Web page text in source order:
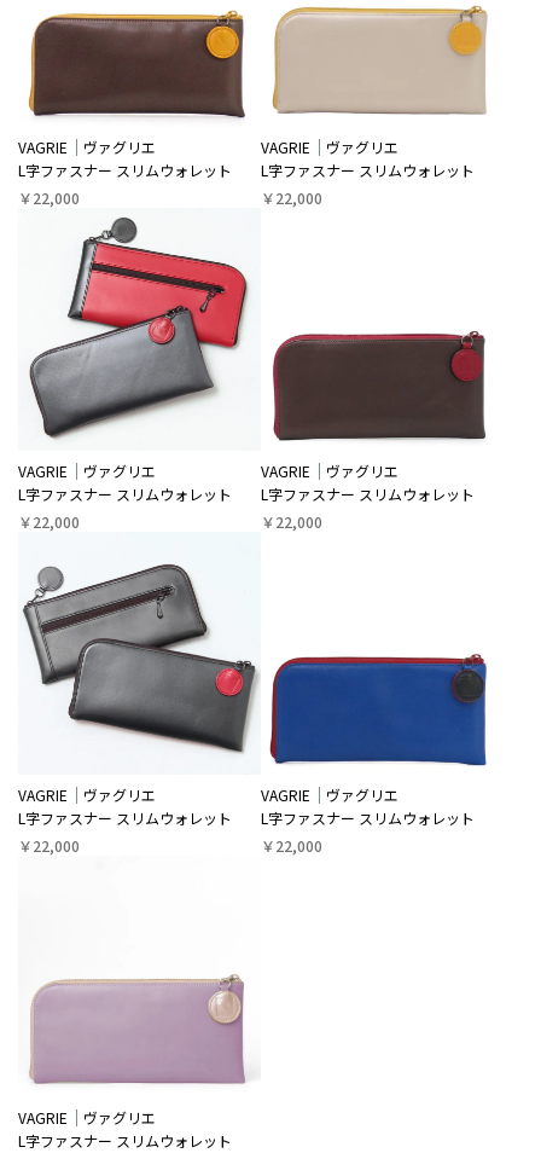
VAGRIE
ヴァグリエ
L字ファスナー スリムウォレット
￥22,000
VAGRIE
ヴァグリエ
L字ファスナー スリムウォレット
￥22,000
VAGRIE
ヴァグリエ
L字ファスナー スリムウォレット
￥22,000
VAGRIE
ヴァグリエ
L字ファスナー スリムウォレット
￥22,000
VAGRIE
ヴァグリエ
L字ファスナー スリムウォレット
￥22,000
VAGRIE
ヴァグリエ
L字ファスナー スリムウォレット
￥22,000
VAGRIE
ヴァグリエ
L字ファスナー スリムウォレット